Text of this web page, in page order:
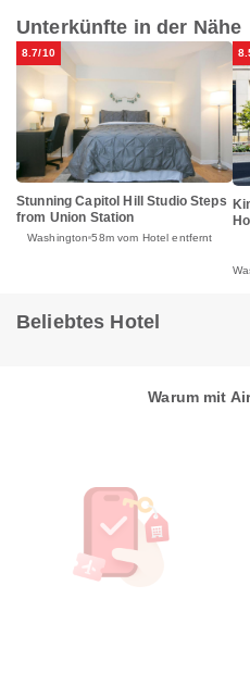
Unterkünfte in der Nähe
8.7/10
Stunning Capitol Hill Studio Steps
from Union Station
Washington 58m vom Hotel entfernt
Beliebtes Hotel
Warum mit